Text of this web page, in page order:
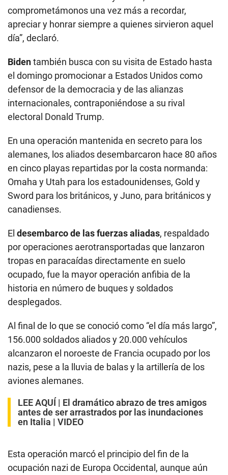
comprometámonos una vez más a recordar,
apreciar y honrar siempre a quienes sirvieron aquel
día”, declaró.
Bidentambién busca con su visita de Estado hasta
el domingo promocionar a Estados Unidos como
defensor de la democracia y de las alianzas
internacionales, contraponiéndose a su rival
electoral Donald Trump.
En una operación mantenida en secreto para los
alemanes, los aliados desembarcaron hace 80 años
en cinco playas repartidas por la costa normanda:
Omaha y Utah para los estadounidenses, Gold y
Sword para los británicos, y Juno, para británicos y
canadienses.
El desembarco de las fuerzas aliadas, respaldado
por operaciones aerotransportadas que lanzaron
tropas en paracaídas directamente en suelo
ocupado, fue la mayor operación anfibia de la
historia en número de buques y soldados
desplegados.
Al final de lo que se conoció como “el día más largo”,
156.000 soldados aliados y 20.000 vehículos
alcanzaron el noroeste de Francia ocupado por los
nazis, pese a la lluvia de balas y la artillería de los
aviones alemanes.
LEE AQUÍ | El dramático abrazo de tres amigos
antes de ser arrastrados por las inundaciones
en Italia | VIDEO
Esta operación marcó el principio del fin de la
ocupación nazi de Europa Occidental, aunque aún